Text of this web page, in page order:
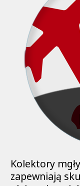
Kolektory
zapewniają